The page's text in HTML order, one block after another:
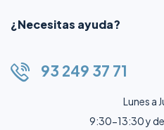
¿Necesitas ayuda?
93 249 37 71
Lunes a
9:30-13:30 y